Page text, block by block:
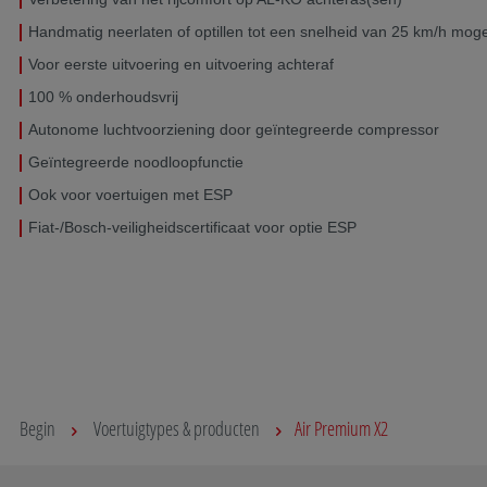
Handmatig neerlaten of optillen tot een snelheid van 25 km/h
Voor eerste uitvoering en uitvoering achteraf
100 % onderhoudsvrij
Autonome luchtvoorziening door geïntegreerde compressor
Geïntegreerde noodloopfunctie
Ook voor voertuigen met ESP
Fiat-/Bosch-veiligheidscertificaat voor optie ESP
Begin Voertuigtypes & producten Air Premium X2